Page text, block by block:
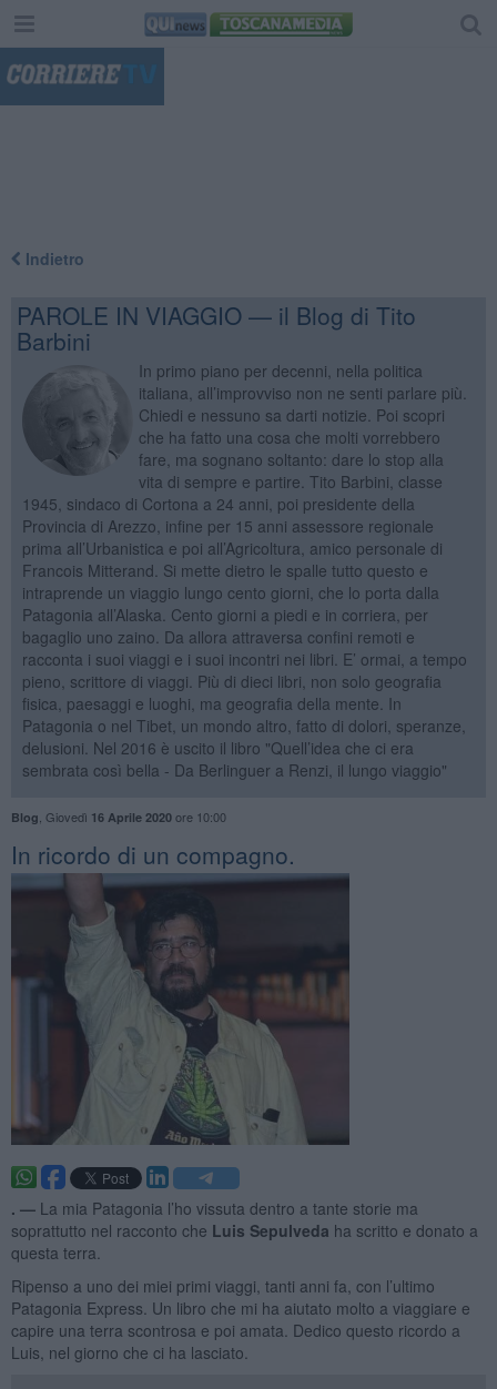
Indietro
PAROLE IN VIAGGIO — il Blog di Tito
Barbini
In primo piano per decenni, nella politica
italiana, all’improvviso non ne senti parlare più.
Chiedi e nessuno sa darti notizie. Poi scopri
che ha fatto una cosa che molti vorrebbero
fare, ma sognano soltanto: dare lo stop alla
vita di sempre e partire. Tito Barbini, classe
1945, sindaco di Cortona a 24 anni, poi presidente della
Provincia di Arezzo, infine per 15 anni assessore regionale
prima all’Urbanistica e poi all’Agricoltura, amico personale di
Francois Mitterand. Si mette dietro le spalle tutto questo e
intraprende un viaggio lungo cento giorni, che lo porta dalla
Patagonia all’Alaska. Cento giorni a piedi e in corriera, per
bagaglio uno zaino. Da allora attraversa confini remoti e
racconta i suoi viaggi e i suoi incontri nei libri. E’ ormai, a tempo
pieno, scrittore di viaggi. Più di dieci libri, non solo geografia
fisica, paesaggi e luoghi, ma geografia della mente. In
Patagonia o nel Tibet, un mondo altro, fatto di dolori, speranze,
delusioni. Nel 2016 è uscito il libro "Quell’idea che ci era
sembrata così bella - Da Berlinguer a Renzi, il lungo viaggio"
Blog Giovedì 16 Aprile 2020ore 10:00
​In ricordo di un compagno.
. — La mia Patagonia l’ho vissuta dentro a tante storie ma
soprattutto nel racconto che Luis Sepulveda ha scritto e donato a
questa terra.
Ripenso a uno dei miei primi viaggi, tanti anni fa, con l’ultimo
Patagonia Express. Un libro che mi ha aiutato molto a viaggiare e
capire una terra scontrosa e poi amata. Dedico questo ricordo a
Luis, nel giorno che ci ha lasciato.